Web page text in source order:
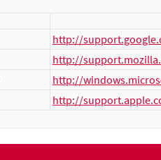
http://
http://
http://
http://